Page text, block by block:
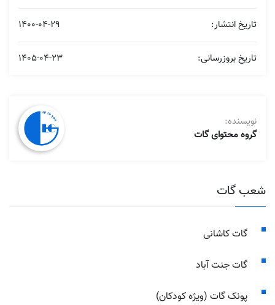
تاریخ انتشار: 1400-04-29
تاریخ بروزرسانی: 1405-04-23
نویسنده:
گروه محتوای گات
شعب گات
گات کاشانی
گات جنت آباد
پونک گات (ویژه کودکان)